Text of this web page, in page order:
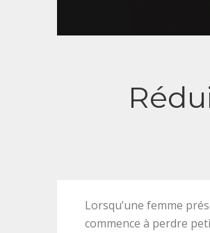
Lorsqu’une femme
commence à perdre